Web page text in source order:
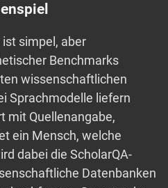
simpel, aber
Benchmarks
wissenschaftlichen
Sprachmodelle liefern
mit Quellenangabe,
ein Mensch, welche
dabei die ScholarQA-
Datenbanken